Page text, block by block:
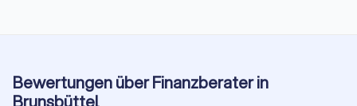
Bewertungen über Finanzberater in